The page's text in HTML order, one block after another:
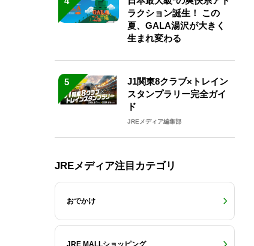
ラクション誕生！ この
夏、GALA湯沢が大きく
生まれ変わる
5
J1関東8クラブ×トレイン
スタンプラリー完全ガイ
ド
JREメディア編集部
JREメディア注目カテゴリ
おでかけ
JRE MALLショッピング